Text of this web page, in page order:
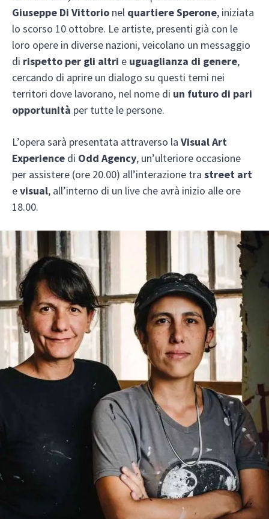
Giuseppe Di Vittorio nel quartiere Sperone, iniziata
lo scorso 10 ottobre. Le artiste, presenti già con le
loro opere in diverse nazioni, veicolano un messaggio
di rispetto per gli altri e uguaglianza di genere,
cercando di aprire un dialogo su questi temi nei
territori dove lavorano, nel nome di un futuro di pari
opportunità per tutte le persone.
L’opera sarà presentata attraverso la Visual Art
Experience di Odd Agency, un’ulteriore occasione
per assistere (ore 20.00) all’interazione tra street art
evisual, all’interno di un live che avrà inizio alle ore
18.00.